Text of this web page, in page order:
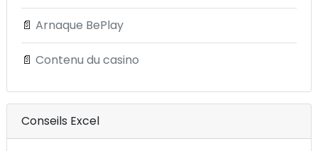
📄 Arnaque BePlay
📄 Contenu du casino
Conseils Excel